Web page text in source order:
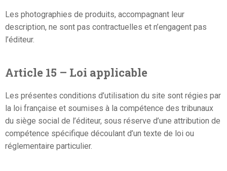
Les photographies de produits, accompagnant leur
description, ne sont pas contractuelles et n’engagent pas
l’éditeur.
Article 15 – Loi applicable
Les présentes conditions d’utilisation du site sont régies par
la loi française et soumises à la compétence des tribunaux
du siège social de l’éditeur, sous réserve d’une attribution de
compétence spécifique découlant d’un texte de loi ou
réglementaire particulier.